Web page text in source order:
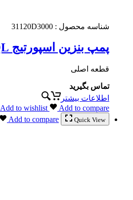
شناسه محصول : 31120D3000
پمپ بنزین اسپورتیج QL
قطعه اصلی
تماس بگیرید
اطلاعات بیشتر
Add to wishlist
Add to compare
Quick View
Add to compare